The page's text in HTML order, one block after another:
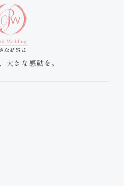
大きな感動を。